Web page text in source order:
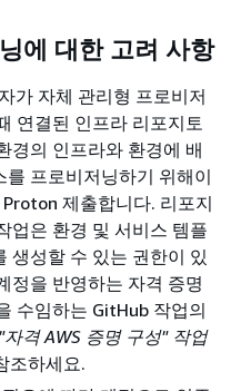
에 대한 고려 사항
가 자체 관리형 프로비저
연결된 인프라 리포지토
경의 인프라와 환경에 배
프로비저닝하기 위해이
제출합니다. 리포지
업은 환경 및 서비스 템플
생성할 수 있는 권한이 있
정을 반영하는 자격 증명
수임하는 GitHub 작업의
격 AWS 증명 구성" 작업
조하세요.